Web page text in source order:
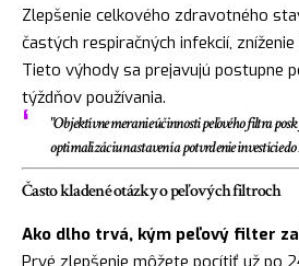
Zlepšenie celkového zdravotného
častých respiračných infekcií,
Tieto výhody sa prejavujú postupne
týždňov používania.
"Objektívne meranie účinnosti peľového filtra
optimalizáciu nastavení a potvrdenie investície
Často kladené otázky o peľových filtroch
Ako dlho trvá, kým peľový filter